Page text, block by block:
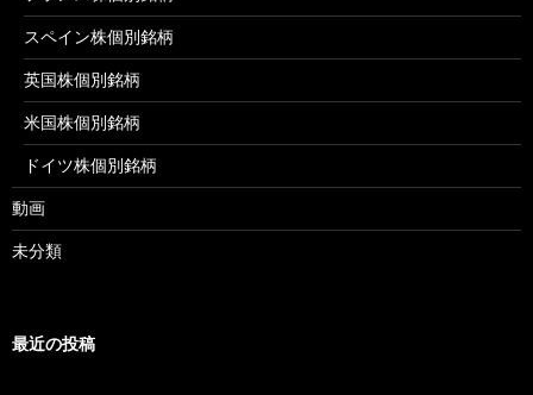
スペイン株個別銘柄
英国株個別銘柄
米国株個別銘柄
ドイツ株個別銘柄
動画
未分類
最近の投稿